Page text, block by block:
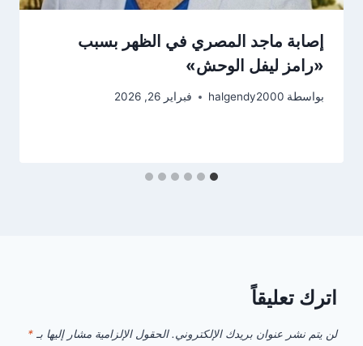
إصابة ماجد المصري في الظهر بسبب
«رامز ليفل الوحش»
بواسطة halgendy2000 فبراير 26, 2026
اترك تعليقاً
لن يتم نشر عنوان بريدك الإلكتروني. الحقول الإلزامية مشار إليها بـ *